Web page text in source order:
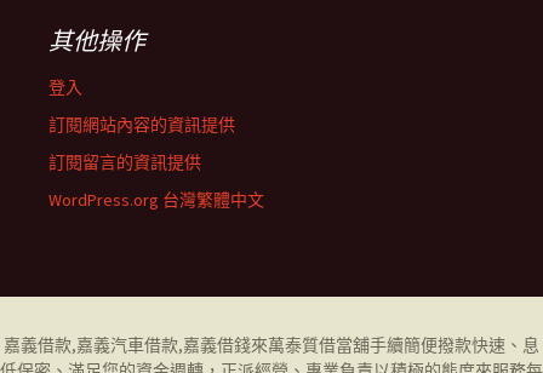
其他操作
登入
訂閱網站內容的資訊提供
訂閱留言的資訊提供
WordPress.org 台灣繁體中文
嘉義借款,嘉義汽車借款,嘉義借錢來萬泰質借當舖手續簡便撥款快速、息